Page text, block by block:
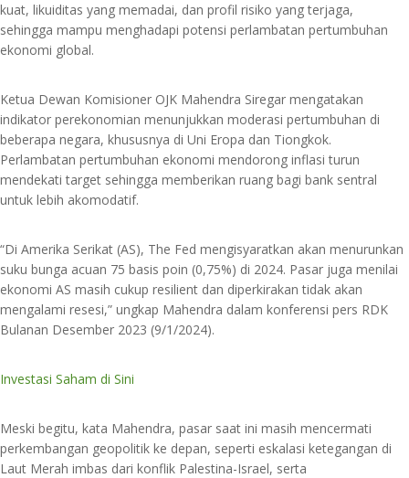
kuat, likuiditas yang memadai, dan profil risiko yang terjaga,
sehingga mampu menghadapi potensi perlambatan pertumbuhan
ekonomi global.
Ketua Dewan Komisioner OJK Mahendra Siregar mengatakan
indikator perekonomian menunjukkan moderasi pertumbuhan di
beberapa negara, khususnya di Uni Eropa dan Tiongkok.
Perlambatan pertumbuhan ekonomi mendorong inflasi turun
mendekati target sehingga memberikan ruang bagi bank sentral
untuk lebih akomodatif.
“Di Amerika Serikat (AS), The Fed mengisyaratkan akan menurunkan
suku bunga acuan 75 basis poin (0,75%) di 2024. Pasar juga menilai
ekonomi AS masih cukup resilient dan diperkirakan tidak akan
mengalami resesi,” ungkap Mahendra dalam konferensi pers RDK
Bulanan Desember 2023 (9/1/2024).
Investasi Saham di Sini
Meski begitu, kata Mahendra, pasar saat ini masih mencermati
perkembangan geopolitik ke depan, seperti eskalasi ketegangan di
Laut Merah imbas dari konflik Palestina-Israel, serta